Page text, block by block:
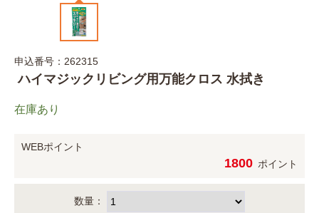
申込番号：262315
ハイマジックリビング用万能クロス 水拭き
在庫あり
WEBポイント
1800 ポイント
数量：